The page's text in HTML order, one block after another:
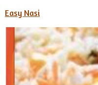
Easy Nasi